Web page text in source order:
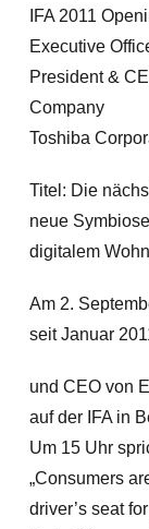
IFA 2011
Executive
President &
Company
Toshiba
Titel: Die
neue
digitalem
Am 2.
seit Januar
und CEO von
auf der IFA in
Um 15 Uhr
„Consumers
driver’s seat